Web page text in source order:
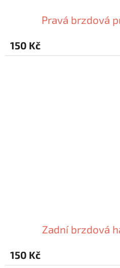
Pravá brzdová
150 Kč
Zadní brzdová
150 Kč